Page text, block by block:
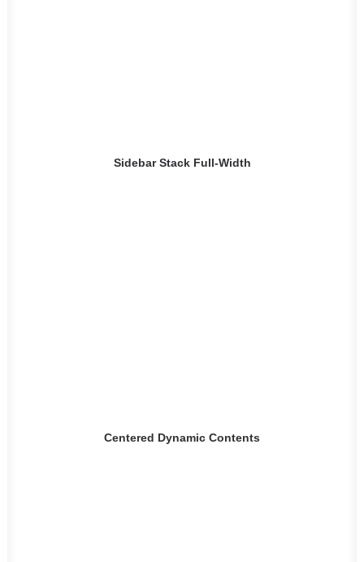
Sidebar Stack Full-Width
Centered Dynamic Contents